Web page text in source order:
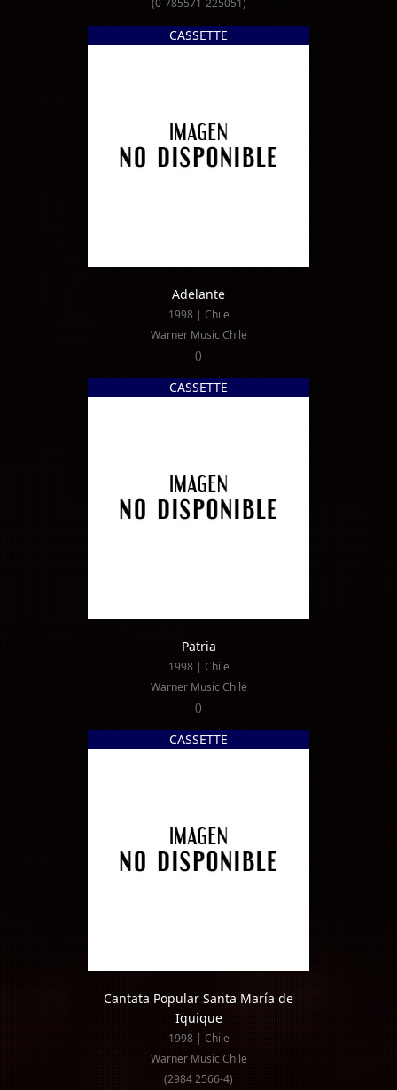
(0-785571-225051)
CASSETTE
Adelante
1998 | Chile
Warner Music Chile
()
CASSETTE
Patria
1998 | Chile
Warner Music Chile
()
CASSETTE
Cantata Popular Santa María de
Iquique
1998 | Chile
Warner Music Chile
(2984 2566-4)